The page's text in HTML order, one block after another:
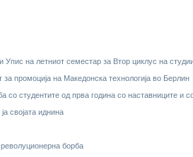
Упис на летниот семестар за Втор циклус на
промоција на Македонска технологија во Берлин
со студентите од прва година со наставниците и
својата иднина
борба